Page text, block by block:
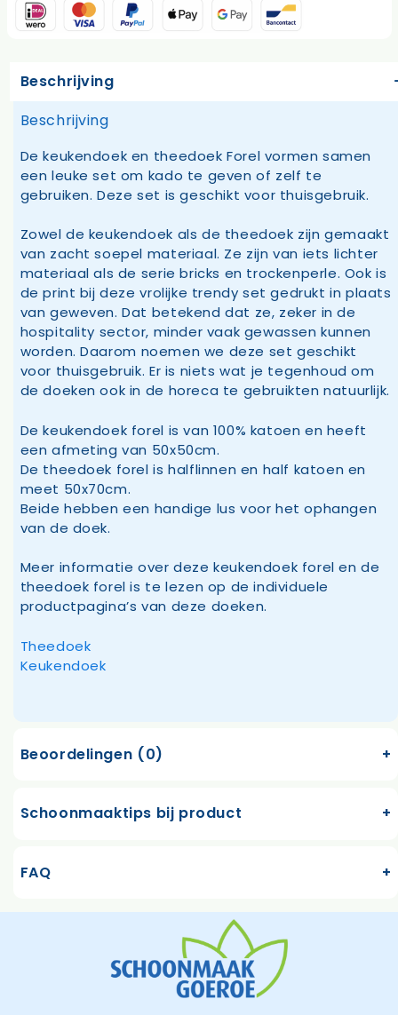
Beschrijving
Beschrijving
De keukendoek en theedoek Forel vormen samen
een leuke set om kado te geven of zelf te
gebruiken. Deze set is geschikt voor thuisgebruik.
Zowel de keukendoek als de theedoek zijn gemaakt
van zacht soepel materiaal. Ze zijn van iets lichter
materiaal als de serie bricks en trockenperle. Ook is
de print bij deze vrolijke trendy set gedrukt in plaats
van geweven. Dat betekend dat ze, zeker in de
hospitality sector, minder vaak gewassen kunnen
worden. Daarom noemen we deze set geschikt
voor thuisgebruik. Er is niets wat je tegenhoud om
de doeken ook in de horeca te gebruikten natuurlijk.
De keukendoek forel is van 100% katoen en heeft
een afmeting van 50x50cm.
De theedoek forel is halflinnen en half katoen en
meet 50x70cm.
Beide hebben een handige lus voor het ophangen
van de doek.
Meer informatie over deze keukendoek forel en de
theedoek forel is te lezen op de individuele
productpagina’s van deze doeken.
Theedoek
Keukendoek
Beoordelingen (0)
Schoonmaaktips bij product
FAQ